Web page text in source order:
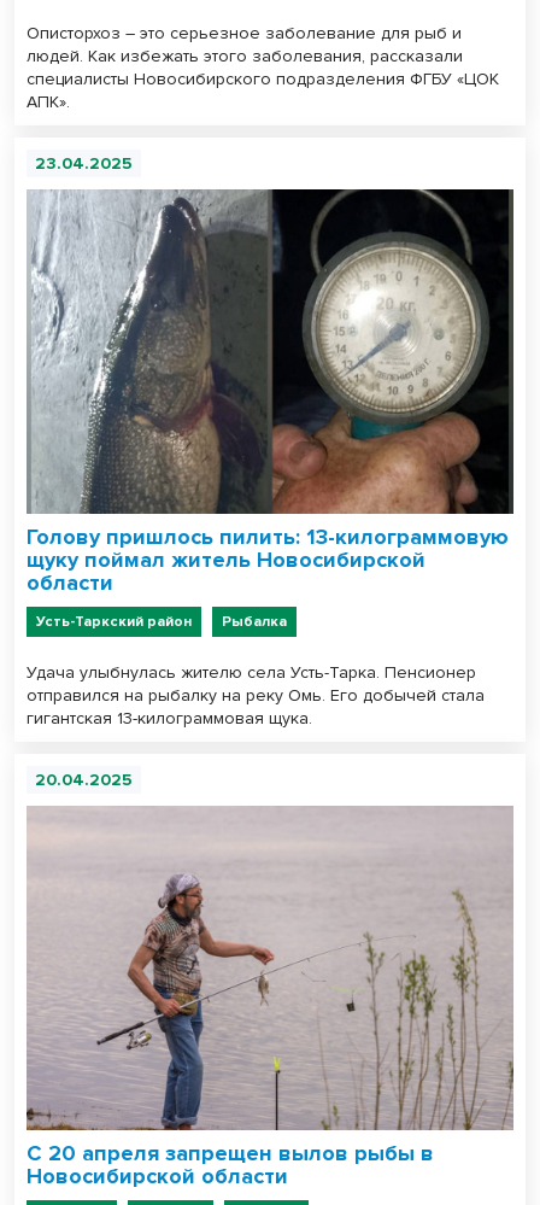
Описторхоз – это серьезное заболевание для рыб и
людей. Как избежать этого заболевания, рассказали
специалисты Новосибирского подразделения ФГБУ «ЦОК
АПК».
23.04.2025
Голову пришлось пилить: 13-килограммовую
щуку поймал житель Новосибирской
области
Усть-Таркский район Рыбалка
Удача улыбнулась жителю села Усть-Тарка. Пенсионер
отправился на рыбалку на реку Омь. Его добычей стала
гигантская 13-килограммовая щука.
20.04.2025
С 20 апреля запрещен вылов рыбы в
Новосибирской области